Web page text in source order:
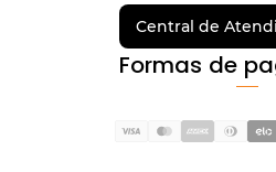
Central de
Formas de